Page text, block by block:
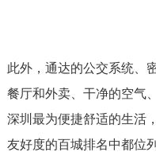
此外，通达的公交系统、
餐厅和外卖、干净的空
深圳最为便捷舒适的生活
友好度的百城排名中都位